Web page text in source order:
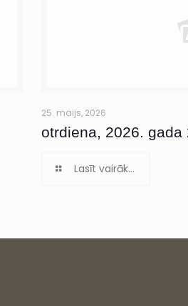
25. maijs, 2026
otrdiena, 2026. gada
Lasīt vairāk...